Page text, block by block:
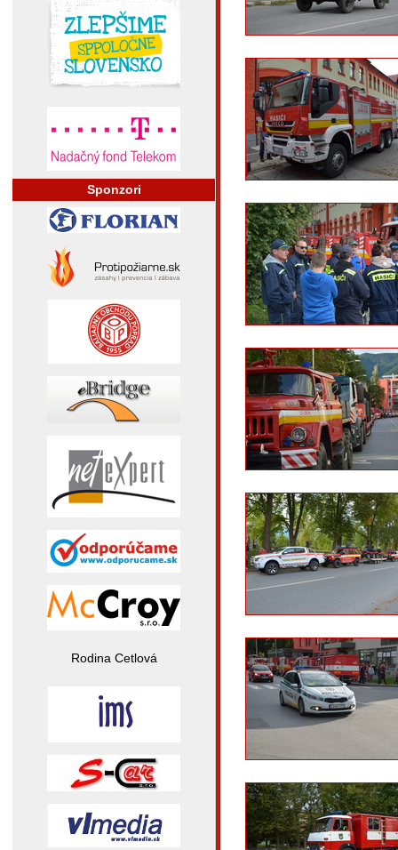
Sponzori
Rodina Cetlová